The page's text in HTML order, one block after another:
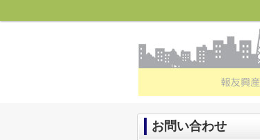
お問い合わせ